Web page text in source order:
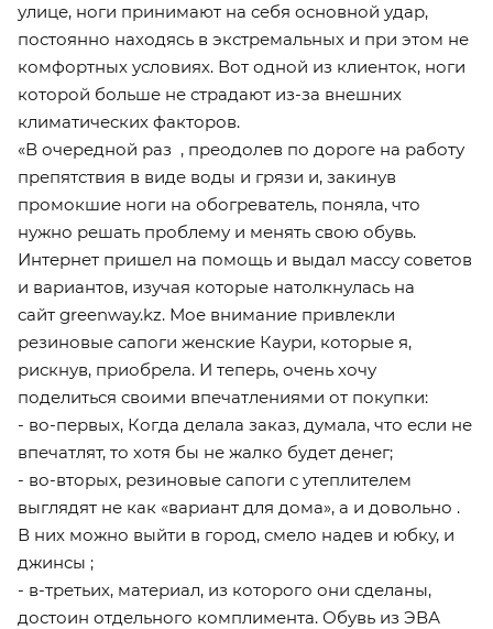
улице, ноги принимают на себя основной удар,
постоянно находясь в экстремальных и при этом не
комфортных условиях. Вот одной из клиенток, ноги
которой больше не страдают из-за внешних
климатических факторов.
«В очередной раз , преодолев по дороге на работу
препятствия в виде воды и грязи и, закинув
промокшие ноги на обогреватель, поняла, что
нужно решать проблему и менять свою обувь.
Интернет пришел на помощь и выдал массу советов
и вариантов, изучая которые натолкнулась на
сайт greenway.kz. Мое внимание привлекли
резиновые сапоги женские Каури, которые я,
рискнув, приобрела. И теперь, очень хочу
поделиться своими впечатлениями от покупки:
- во-первых, Когда делала заказ, думала, что если не
впечатлят, то хотя бы не жалко будет денег;
- во-вторых, резиновые сапоги с утеплителем
выглядят не как «вариант для дома», а и довольно .
В них можно выйти в город, смело надев и юбку, и
джинсы ;
- в-третьих, материал, из которого они сделаны,
достоин отдельного комплимента. Обувь из ЭВА